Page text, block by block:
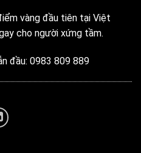
vàng đầu tiên tại Việt
cho người xứng tầm.
đầu: 0983 809 889